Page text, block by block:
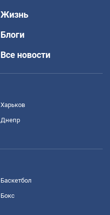
Жизнь
Блоги
Все новости
Харьков
Днепр
Баскетбол
Бокс